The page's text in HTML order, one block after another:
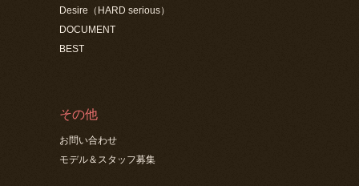
Desire（HARD serious）
DOCUMENT
BEST
その他
お問い合わせ
モデル＆スタッフ募集